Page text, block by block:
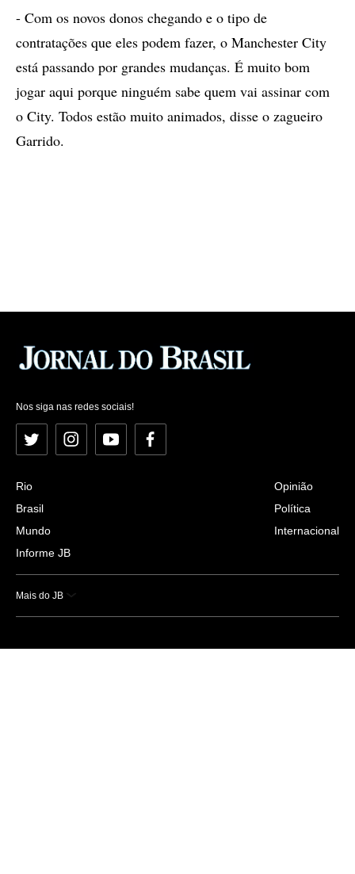
- Com os novos donos chegando e o tipo de
contratações que eles podem fazer, o Manchester City
está passando por grandes mudanças. É muito bom
jogar aqui porque ninguém sabe quem vai assinar com
o City. Todos estão muito animados, disse o zagueiro
Garrido.
Nos siga nas redes sociais!
Twitter InstagramYouTubeFacebook
Rio
Brasil
Mundo
Informe JB
Opinião
Política
Internacional
Mais do JB
Esportes